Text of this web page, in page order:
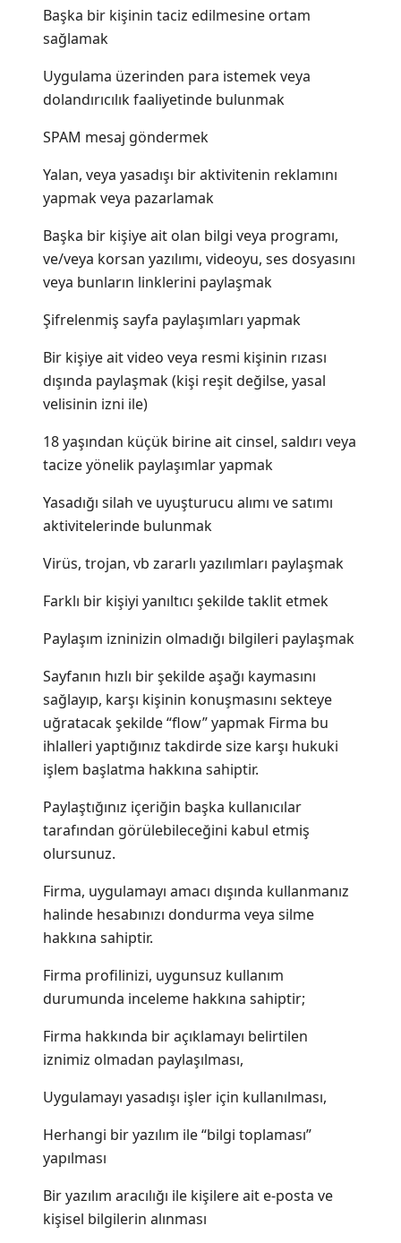
Başka bir kişinin taciz edilmesine ortam
sağlamak
Uygulama üzerinden para istemek veya
dolandırıcılık faaliyetinde bulunmak
SPAM mesaj göndermek
Yalan, veya yasadışı bir aktivitenin reklamını
yapmak veya pazarlamak
Başka bir kişiye ait olan bilgi veya programı,
ve/veya korsan yazılımı, videoyu, ses dosyasını
veya bunların linklerini paylaşmak
Şifrelenmiş sayfa paylaşımları yapmak
Bir kişiye ait video veya resmi kişinin rızası
dışında paylaşmak (kişi reşit değilse, yasal
velisinin izni ile)
18 yaşından küçük birine ait cinsel, saldırı veya
tacize yönelik paylaşımlar yapmak
Yasadığı silah ve uyuşturucu alımı ve satımı
aktivitelerinde bulunmak
Virüs, trojan, vb zararlı yazılımları paylaşmak
Farklı bir kişiyi yanıltıcı şekilde taklit etmek
Paylaşım izninizin olmadığı bilgileri paylaşmak
Sayfanın hızlı bir şekilde aşağı kaymasını
sağlayıp, karşı kişinin konuşmasını sekteye
uğratacak şekilde “flow” yapmak Firma bu
ihlalleri yaptığınız takdirde size karşı hukuki
işlem başlatma hakkına sahiptir.
Paylaştığınız içeriğin başka kullanıcılar
tarafından görülebileceğini kabul etmiş
olursunuz.
Firma, uygulamayı amacı dışında kullanmanız
halinde hesabınızı dondurma veya silme
hakkına sahiptir.
Firma profilinizi, uygunsuz kullanım
durumunda inceleme hakkına sahiptir;
Firma hakkında bir açıklamayı belirtilen
iznimiz olmadan paylaşılması,
Uygulamayı yasadışı işler için kullanılması,
Herhangi bir yazılım ile “bilgi toplaması”
yapılması
Bir yazılım aracılığı ile kişilere ait e-posta ve
kişisel bilgilerin alınması